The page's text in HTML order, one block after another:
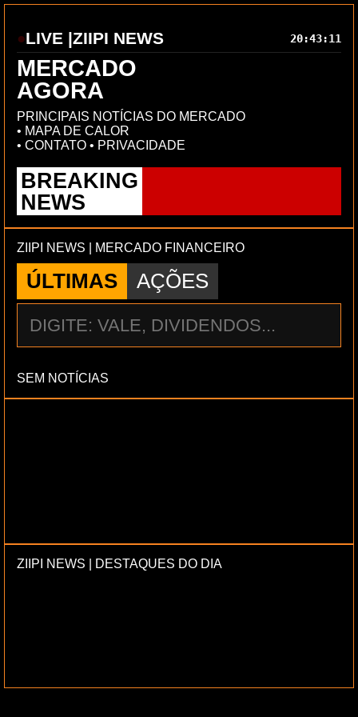
LIVE |ZIIPI NEWS 20:43:11
MERCADO
AGORA
PRINCIPAIS NOTÍCIAS DO MERCADO
• MAPA DE CALOR
• CONTATO • PRIVACIDADE
BREAKING
NEWS
ZIIPI NEWS | MERCADO FINANCEIRO
ÚLTIMAS AÇÕES
SEM NOTÍCIAS
ZIIPI NEWS | DESTAQUES DO DIA